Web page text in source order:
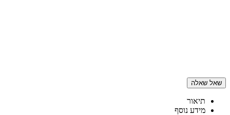
שאל שאלה
תיאור
מידע נוסף